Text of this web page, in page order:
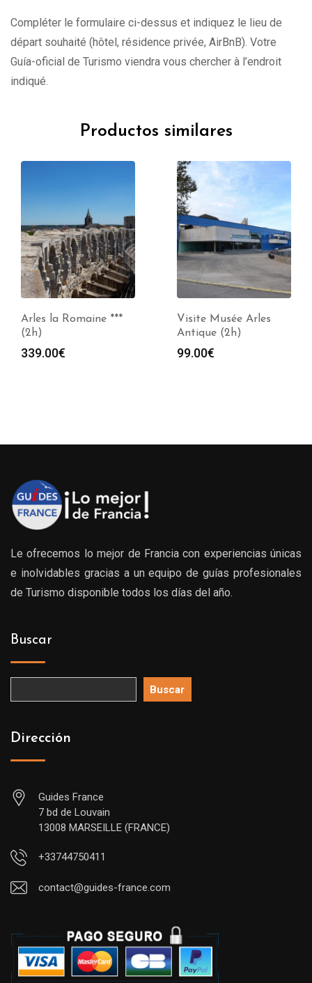
Compléter le formulaire ci-dessus et indiquez le lieu de
départ souhaité (hôtel, résidence privée, AirBnB). Votre
Guía-oficial de Turismo viendra vous chercher à l’endroit
indiqué.
Productos similares
Arles la Romaine ***
(2h)
339.00€
Visite Musée Arles
Antique (2h)
99.00€
Le ofrecemos lo mejor de Francia con experiencias únicas
e inolvidables gracias a un equipo de guías profesionales
de Turismo disponible todos los días del año.
Buscar
Buscar
Dirección
Guides France
7 bd de Louvain
13008 MARSEILLE (FRANCE)
+33744750411
contact@guides-france.com